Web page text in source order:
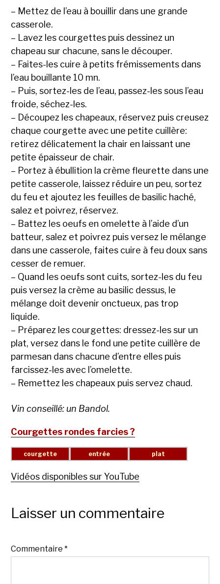
– Mettez de l’eau à bouillir dans une grande
casserole.
– Lavez les courgettes puis dessinez un
chapeau sur chacune, sans le découper.
– Faites-les cuire à petits frémissements dans
l’eau bouillante 10 mn.
– Puis, sortez-les de l’eau, passez-les sous l’eau
froide, séchez-les.
– Découpez les chapeaux, réservez puis creusez
chaque courgette avec une petite cuillère:
retirez délicatement la chair en laissant une
petite épaisseur de chair.
– Portez à ébullition la crème fleurette dans une
petite casserole, laissez réduire un peu, sortez
du feu et ajoutez les feuilles de basilic haché,
salez et poivrez, réservez.
– Battez les oeufs en omelette à l’aide d’un
batteur, salez et poivrez puis versez le mélange
dans une casserole, faites cuire à feu doux sans
cesser de remuer.
– Quand les oeufs sont cuits, sortez-les du feu
puis versez la crème au basilic dessus, le
mélange doit devenir onctueux, pas trop
liquide.
– Préparez les courgettes: dressez-les sur un
plat, versez dans le fond une petite cuillère de
parmesan dans chacune d’entre elles puis
farcissez-les avec l’omelette.
– Remettez les chapeaux puis servez chaud.
Vin conseillé: un Bandol.
Courgettes rondes farcies ?
Vidéos disponibles sur YouTube
Laisser un commentaire
Commentaire*